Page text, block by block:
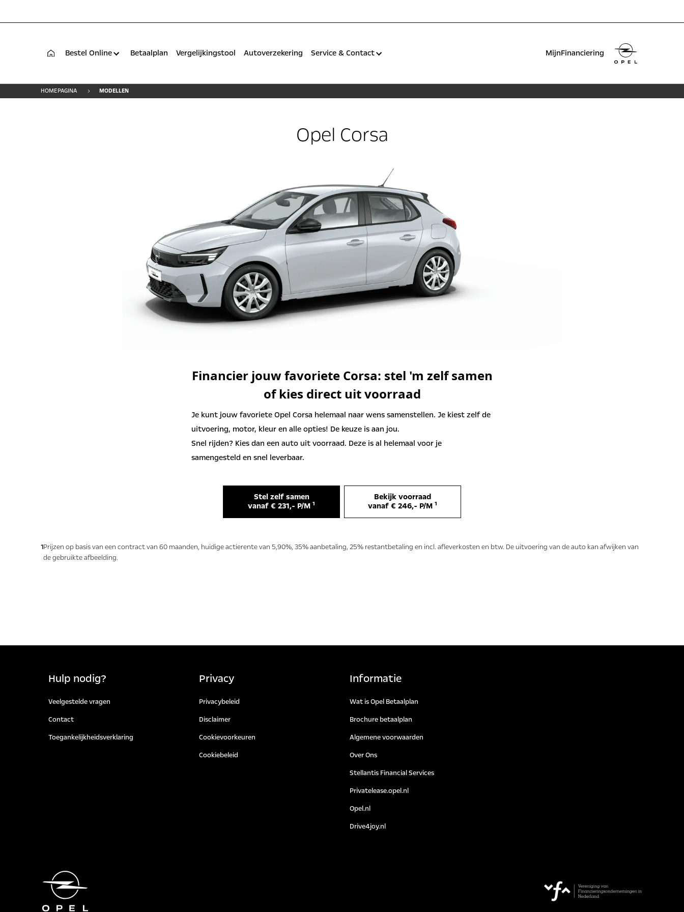
MijnFinanciering
Bestel Online Betaalplan Vergelijkingstool Autoverzekering Service & Contact
HOMEPAGINA MODELLEN
Opel Corsa
Financier jouw favoriete Corsa: stel 'm zelf samen
of kies direct uit voorraad
Je kunt jouw favoriete Opel Corsa helemaal naar wens samenstellen. Je kiest zelf de
uitvoering, motor, kleur en alle opties! De keuze is aan jou.
Snel rijden? Kies dan een auto uit voorraad. Deze is al helemaal voor je
samengesteld en snel leverbaar.
Stel zelf samen
vanaf € 231,- P/M 1
Bekijk voorraad
vanaf € 246,- P/M 1
1Prijzen op basis van een contract van 60 maanden, huidige actierente van 5,90%, 35% aanbetaling, 25% restantbetaling en incl. afleverkosten en btw. De uitvoering van de auto kan afwijken van
de gebruikte afbeelding.
Hulp nodig?
Veelgestelde vragen
Contact
Toegankelijkheidsverklaring
Privacy
Privacybeleid
Disclaimer
Cookievoorkeuren
Cookiebeleid
Informatie
Wat is Opel Betaalplan
Brochure betaalplan
Algemene voorwaarden
Over Ons
Stellantis Financial Services
Privatelease.opel.nl
Opel.nl
Drive4joy.nl